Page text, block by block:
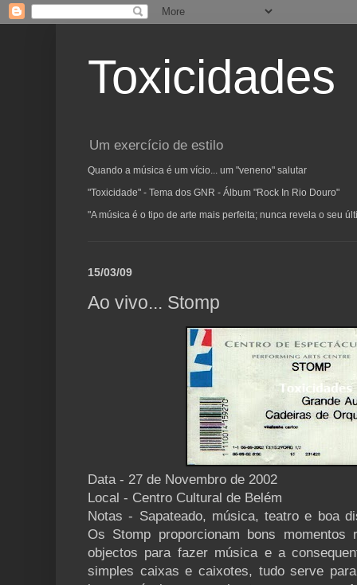
Toxicidades
Um exercício de estilo
Quando a música é um vício... um "veneno" salutar
"Toxicidade" - Tema dos GNR - Álbum "Rock In Rio Douro"
"A música é o tipo de arte mais perfeita; nunca revela o seu
15/03/09
Ao vivo... Stomp
Data - 27 de Novembro de 2002
Local - Centro Cultural de Belém
Notas - Sapateado, música, teatro e boa
Os Stomp proporcionam bons momentos
objectos para fazer música e a
simples caixas e caixotes, tudo serve